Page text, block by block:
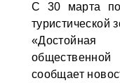
С 30 марта
туристической
сообщает